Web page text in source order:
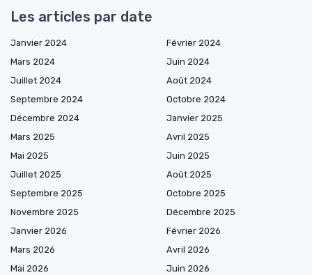
Les articles par date
Janvier 2024
Février 2024
Mars 2024
Juin 2024
Juillet 2024
Août 2024
Septembre 2024
Octobre 2024
Décembre 2024
Janvier 2025
Mars 2025
Avril 2025
Mai 2025
Juin 2025
Juillet 2025
Août 2025
Septembre 2025
Octobre 2025
Novembre 2025
Décembre 2025
Janvier 2026
Février 2026
Mars 2026
Avril 2026
Mai 2026
Juin 2026